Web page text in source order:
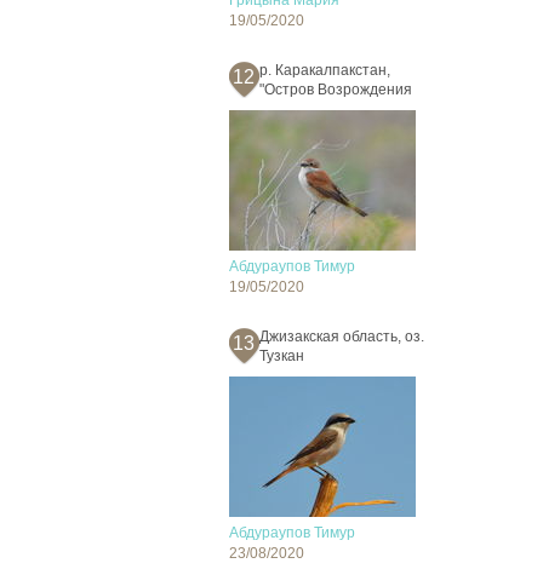
19/05/2020
12 р. Каракалпакстан,
"Остров Возрождения
Абдураупов Тимур
19/05/2020
13 Джизакская область, оз.
Тузкан
Абдураупов Тимур
23/08/2020